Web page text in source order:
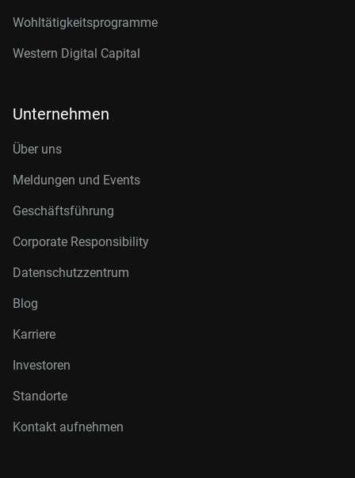
Wohltätigkeitsprogramme
Western Digital Capital
Unternehmen
Über uns
Meldungen und Events
Geschäftsführung
Corporate Responsibility
Datenschutzzentrum
Blog
Karriere
Investoren
Standorte
Kontakt aufnehmen